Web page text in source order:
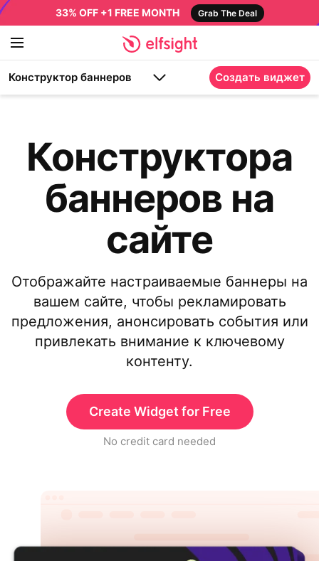
33% OFF +1 FREE MONTH Grab The Deal
Конструктор баннеров Создать виджет
Конструктора
баннеров на
сайте
Отображайте настраиваемые баннеры на
вашем сайте, чтобы рекламировать
предложения, анонсировать события или
привлекать внимание к ключевому
контенту.
Create Widget for Free
No credit card needed